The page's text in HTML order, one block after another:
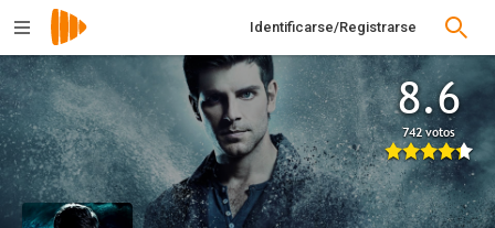
Identificarse/Registrarse
8.6
742 votos